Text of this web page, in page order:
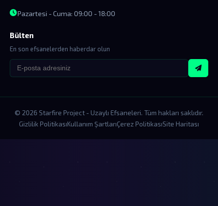
Pazartesi - Cuma: 09:00 - 18:00
Bülten
En son efsanelerden haberdar olun
© 2026 Starfire Project - Uzaylı Efsaneleri. Tüm hakları saklıdır.
Gizlilik PolitikasıKullanım ŞartlarıÇerez PolitikasıSite Haritası